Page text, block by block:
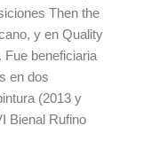
Then the
y en Quality
beneficiaria
en dos
(2013 y
Bienal Rufino